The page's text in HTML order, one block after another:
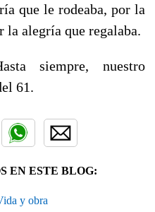
que le rodeaba, por la
la alegría que regalaba.
siempre, nuestro
61.
EN ESTE BLOG:
y obra